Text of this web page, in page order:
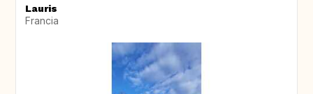
Lauris
Francia